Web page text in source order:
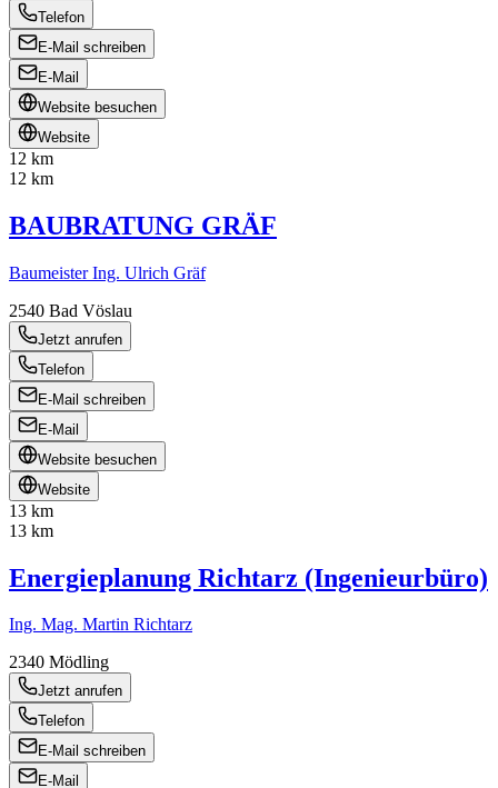
Telefon
E-Mail schreiben
E-Mail
Website besuchen
Website
12 km
12 km
BAUBRATUNG GRÄF
Baumeister Ing. Ulrich Gräf
2540 Bad Vöslau
Jetzt anrufen
Telefon
E-Mail schreiben
E-Mail
Website besuchen
Website
13 km
13 km
Energieplanung Richtarz (Ingenieurbüro)
Ing. Mag. Martin Richtarz
2340 Mödling
Jetzt anrufen
Telefon
E-Mail schreiben
E-Mail